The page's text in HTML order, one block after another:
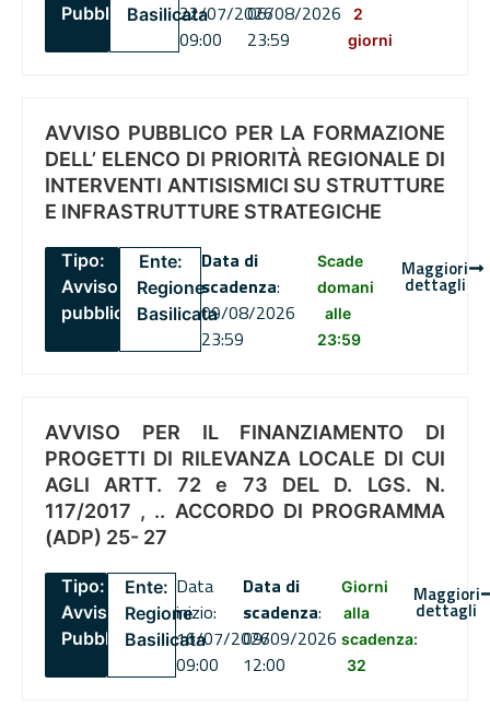
PubblicoBasilicata22/07/2026
09:00
06/08/2026
23:59
2
giorni
AVVISO PUBBLICO PER LA FORMAZIONE
DELL’ ELENCO DI PRIORITÀ REGIONALE DI
INTERVENTI ANTISISMICI SU STRUTTURE
E INFRASTRUTTURE STRATEGICHE
Tipo:
Avviso
pubblico
Ente:
Regione
Basilicata
Data di
scadenza:
09/08/2026
23:59
Scade
domani
alle
23:59
Maggiori
dettagli
AVVISO PER IL FINANZIAMENTO DI
PROGETTI DI RILEVANZA LOCALE DI CUI
AGLI ARTT. 72 e 73 DEL D. LGS. N.
117/2017 , .. ACCORDO DI PROGRAMMA
(ADP) 25- 27
Tipo:
Avviso
Pubblico
Ente:
Regione
Basilicata
Data
inizio:
16/07/2026
09:00
Data di
scadenza:
09/09/2026
12:00
Giorni
alla
scadenza:
32
Maggiori
dettagli